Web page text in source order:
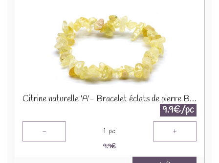
Citrine naturelle 'A'- Bracelet éclats de pierre BRC-CIT
9.9€/pc
- 1 pc +
9.9€